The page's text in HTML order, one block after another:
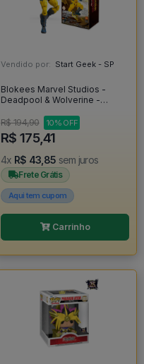
Vendido por: Start Geek - SP
Blokees Marvel Studios -
Deadpool & Wolverine -
R$ 194,90
10% OFF
R$ 175,41
4x R$ 43,85 sem juros
Frete Grátis
Aqui tem cupom
Carrinho